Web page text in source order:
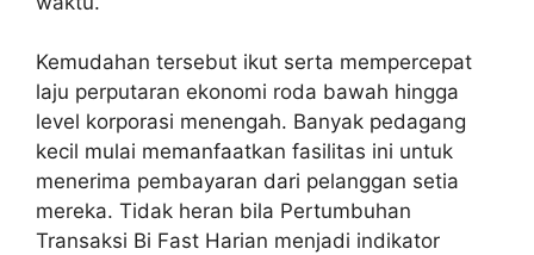
Kemudahan tersebut ikut serta mempercepat
laju perputaran ekonomi roda bawah hingga
level korporasi menengah. Banyak pedagang
kecil mulai memanfaatkan fasilitas ini untuk
menerima pembayaran dari pelanggan setia
mereka. Tidak heran bila Pertumbuhan
Transaksi Bi Fast Harian menjadi indikator